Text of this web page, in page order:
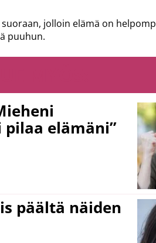
jolloin elämä on
puuhun.
elämäni”
päältä näiden